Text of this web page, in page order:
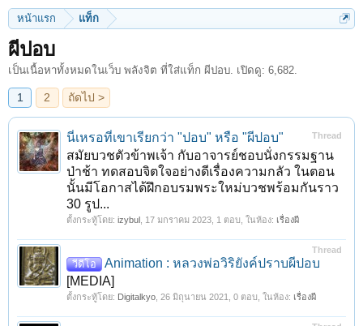
หน้าแรก แท็ก
ผีปอบ
เป็นเนื้อหาทั้งหมดในเว็บ พลังจิต ที่ใส่แท็ก ผีปอบ. เปิดดู: 6,682.
1 2 ถัดไป >
Thread
นี่เหรอที่เขาเรียกว่า "ปอบ" หรือ "ผีปอบ"
สมัยบวชตัวข้าพเจ้า กับอาจารย์ชอบนั่งกรรมฐาน
ป่าช้า ทดสอบจิตใจอย่างดีเรื่องความกลัว ในตอน
นั้นมีโอกาสได้ฝึกอบรมพระใหม่บวชพร้อมกันราว
30 รูป...
ตั้งกระทู้โดย: izybul 17 มกราคม 2023 , 1 ตอบ, ในห้อง: เรื่องผี
Thread
วีดีโอ
Animation : หลวงพ่อวิริยังค์ปราบผีปอบ
[MEDIA]
ตั้งกระทู้โดย: Digitalkyo 26 มิถุนายน 2021 , 0 ตอบ, ในห้อง: เรื่องผี